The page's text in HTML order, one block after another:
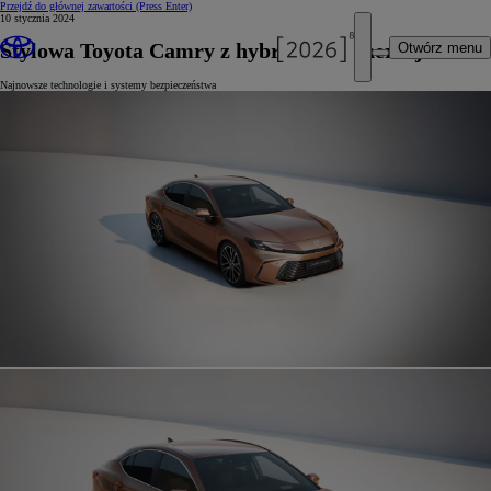
Przejdź do głównej zawartości (Press Enter)
Otwórz menu
10 stycznia 2024
Stylowa Toyota Camry z hybrydą 5. generacji
Najnowsze technologie i systemy bezpieczeństwa